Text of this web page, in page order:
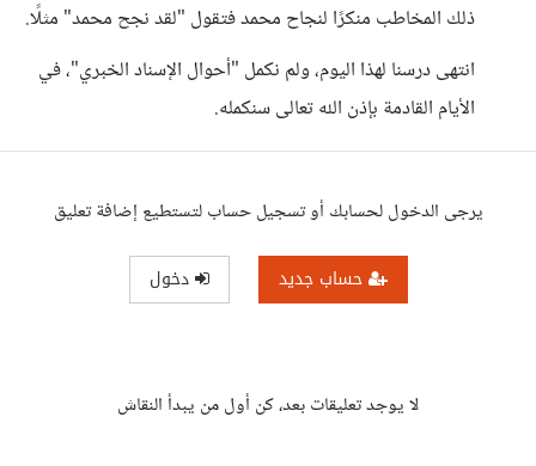
ذلك المخاطب منكرًا لنجاح محمد فتقول "لقد نجح محمد" مثلًا.
انتهى درسنا لهذا اليوم، ولم نكمل "أحوال الإسناد الخبري"، في
الأيام القادمة بإذن الله تعالى سنكمله.
يرجى الدخول لحسابك أو تسجيل حساب لتستطيع إضافة تعليق
حساب جديد دخول
لا يوجد تعليقات بعد، كن أول من يبدأ النقاش